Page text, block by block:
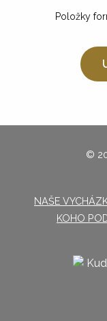
Položky
©
NAŠE
KOHO